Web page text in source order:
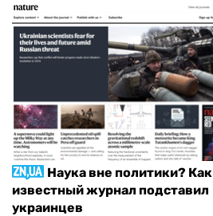
Наука вне политики? Как
известный журнал подставил
украинцев